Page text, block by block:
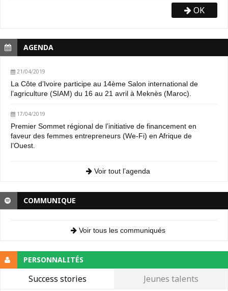
OK
AGENDA
21/04/2019
La Côte d’Ivoire participe au 14ème Salon international de
l’agriculture (SIAM) du 16 au 21 avril à Meknès (Maroc).
17/04/2019
Premier Sommet régional de l’initiative de financement en
faveur des femmes entrepreneurs (We-Fi) en Afrique de
l’Ouest.
Voir tout l’agenda
COMMUNIQUE
Voir tous les communiqués
PERSONNALITÉS
Success stories Jeunes talents